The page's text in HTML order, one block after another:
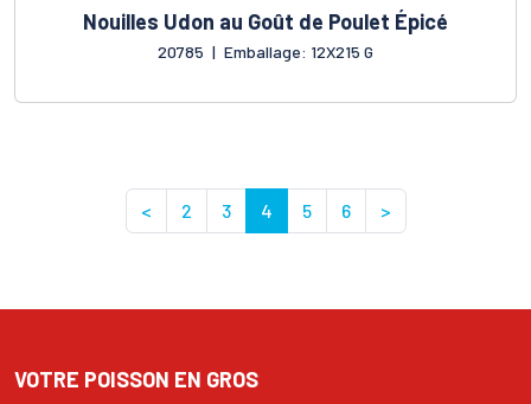
Nouilles Udon au Goût de Poulet Épicé
20785 | Emballage: 12X215 G
< 2 3 4 5 6 >
VOTRE POISSON EN GROS